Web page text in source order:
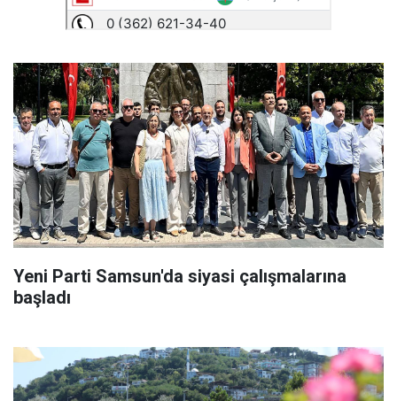
Yeni Parti Samsun'da siyasi çalışmalarına
başladı